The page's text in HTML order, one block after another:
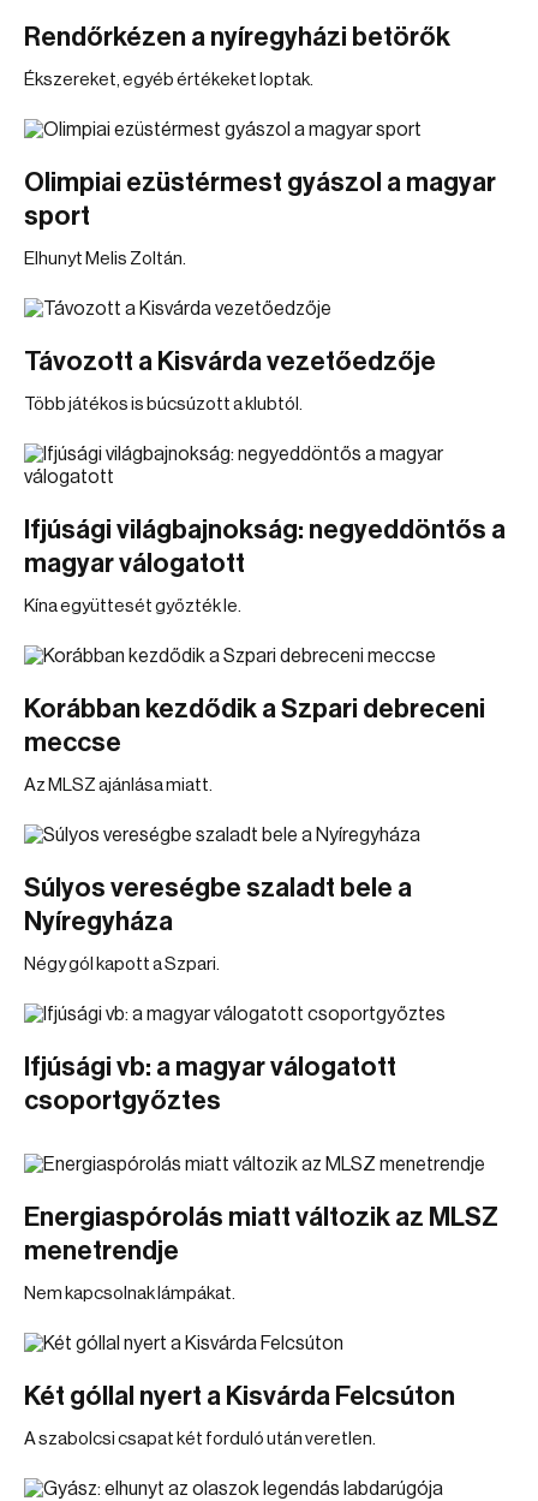
Rendőrkézen a nyíregyházi betörők
Ékszereket, egyéb értékeket loptak.
Olimpiai ezüstérmest gyászol a magyar
sport
Elhunyt Melis Zoltán.
Távozott a Kisvárda vezetőedzője
Több játékos is búcsúzott a klubtól.
Ifjúsági világbajnokság: negyeddöntős a
magyar válogatott
Kína együttesét győzték le.
Korábban kezdődik a Szpari debreceni
meccse
Az MLSZ ajánlása miatt.
Súlyos vereségbe szaladt bele a
Nyíregyháza
Négy gól kapott a Szpari.
Ifjúsági vb: a magyar válogatott
csoportgyőztes
Energiaspórolás miatt változik az MLSZ
menetrendje
Nem kapcsolnak lámpákat.
Két góllal nyert a Kisvárda Felcsúton
A szabolcsi csapat két forduló után veretlen.